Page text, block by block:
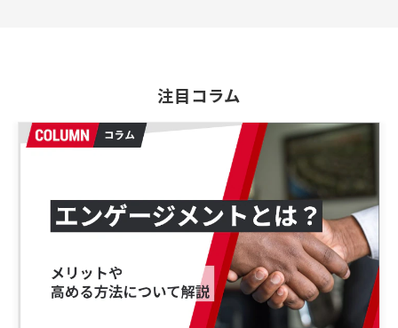
注目コラム